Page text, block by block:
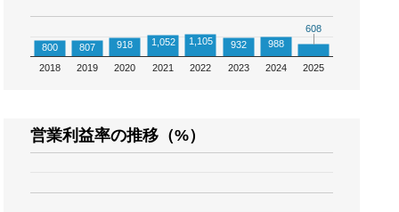
2018 2019 2020 2021 2022 2023 2024 2025
800 807 918 1,052 1,105 932 988
608
608
営業利益率の推移（%）